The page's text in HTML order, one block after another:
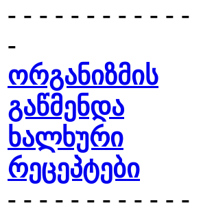
- - - - - - - - - - - -
-
ორგანიზმის
გაწმენდა
ხალხური
რეცეპტები
- - - - - - - - - - - -